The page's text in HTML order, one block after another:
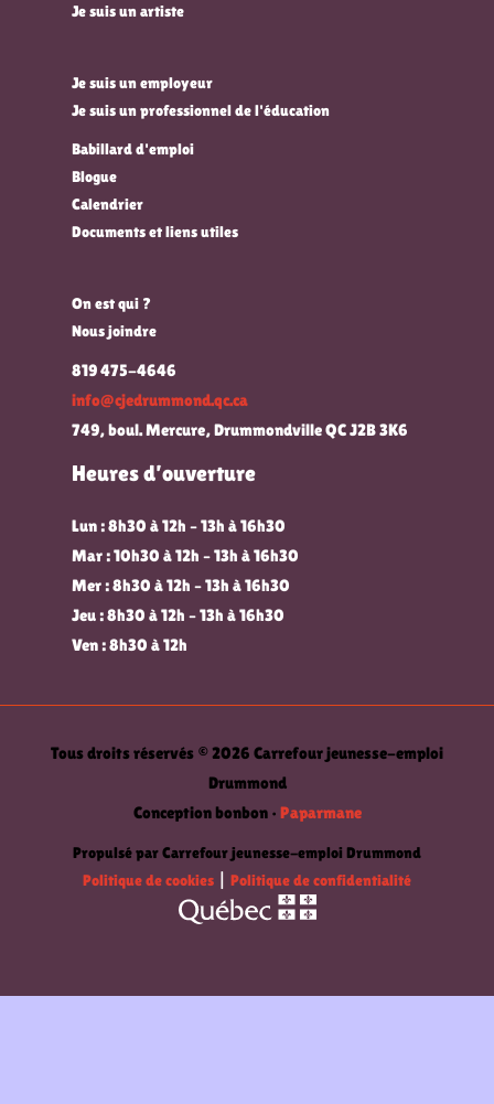
Je suis un artiste
Je suis un employeur
Je suis un professionnel de l'éducation
Babillard d'emploi
Blogue
Calendrier
Documents et liens utiles
On est qui ?
Nous joindre
819 475-4646
info@cjedrummond.qc.ca
749, boul. Mercure, Drummondville QC J2B 3K6
Heures d’ouverture
Lun : 8h30 à 12h – 13h à 16h30
Mar : 10h30 à 12h – 13h à 16h30
Mer : 8h30 à 12h – 13h à 16h30
Jeu : 8h30 à 12h – 13h à 16h30
Ven : 8h30 à 12h
Tous droits réservés © 2026 Carrefour jeunesse-emploi
Drummond
Conception bonbon • Paparmane
Propulsé par Carrefour jeunesse-emploi Drummond
Politique de cookies
Politique de confidentialité